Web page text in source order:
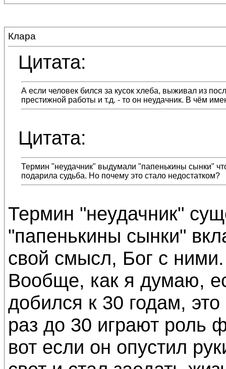
Клара
Цитата:
А если человек бился за кусок хлеба, выживал из
престижной работы и т.д. - то он неудачник. В чём
Цитата:
Термин "неудачник" выдумали "папенькины сынки"
подарила судьба. Но почему это стало недостатком?
Термин "неудачник"
"папенькины сынки"
свой смысл, Бог с ними.
Вообще, как я думаю,
добился к 30 годам,
раз до 30 играют роль
вот если он опустил